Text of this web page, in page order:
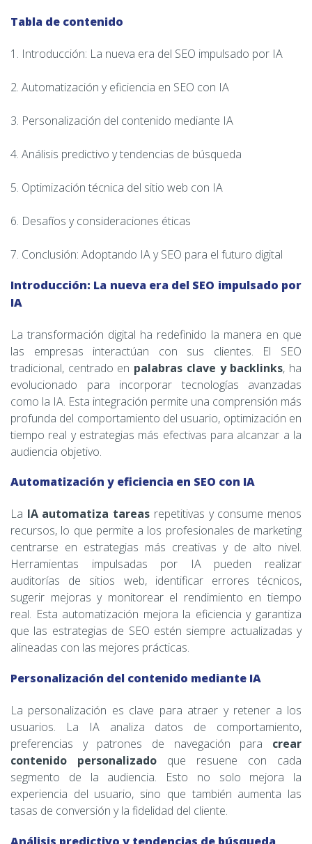
Tabla de contenido
1. Introducción: La nueva era del SEO impulsado por IA
2. Automatización y eficiencia en SEO con IA
3. Personalización del contenido mediante IA
4. Análisis predictivo y tendencias de búsqueda
5. Optimización técnica del sitio web con IA
6. Desafíos y consideraciones éticas
7. Conclusión: Adoptando IA y SEO para el futuro digital
Introducción: La nueva era del SEO impulsado por
IA
La transformación digital ha redefinido la manera en que
las empresas interactúan con sus clientes. El SEO
tradicional, centrado en palabras clave y backlinks, ha
evolucionado para incorporar tecnologías avanzadas
como la IA. Esta integración permite una comprensión más
profunda del comportamiento del usuario, optimización en
tiempo real y estrategias más efectivas para alcanzar a la
audiencia objetivo.
Automatización y eficiencia en SEO con IA
La IA automatiza tareas repetitivas y consume menos
recursos, lo que permite a los profesionales de marketing
centrarse en estrategias más creativas y de alto nivel.
Herramientas impulsadas por IA pueden realizar
auditorías de sitios web, identificar errores técnicos,
sugerir mejoras y monitorear el rendimiento en tiempo
real. Esta automatización mejora la eficiencia y garantiza
que las estrategias de SEO estén siempre actualizadas y
alineadas con las mejores prácticas.
Personalización del contenido mediante IA
La personalización es clave para atraer y retener a los
usuarios. La IA analiza datos de comportamiento,
preferencias y patrones de navegación para crear
contenido personalizado que resuene con cada
segmento de la audiencia. Esto no solo mejora la
experiencia del usuario, sino que también aumenta las
tasas de conversión y la fidelidad del cliente.